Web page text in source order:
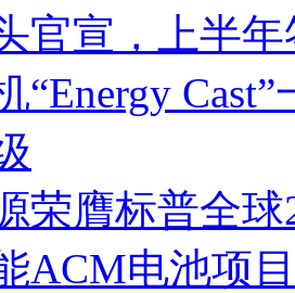
官宣，上半
“Energy
荣膺标普全
ACM电池项